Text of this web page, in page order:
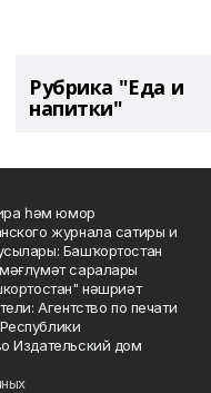
Рубрика "Еда и
напитки"
һәм юмор
журнала сатиры и
Башҡортостан
саралары
нәшриәт
Агентство по печати
Издательский дом